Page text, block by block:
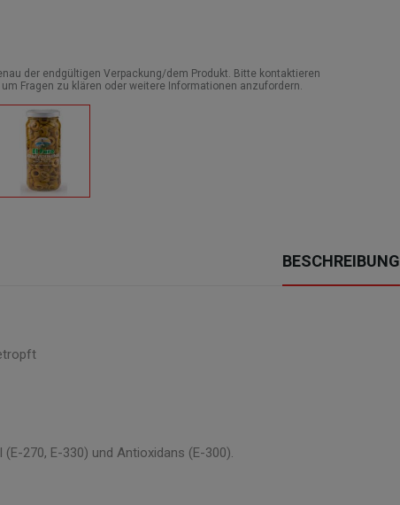
der endgültigen Verpackung/dem Produkt. Bitte kontaktieren
Fragen zu klären oder weitere Informationen anzufordern.
BESCHREIBUNG
270, E-330) und Antioxidans (E-300).